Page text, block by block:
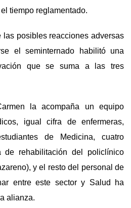
tiempo reglamentado.
las posibles reacciones adversas
el seminternado habilitó una
que se suma a las tres
la acompaña un equipo
igual cifra de enfermeras,
de Medicina, cuatro
de rehabilitación del policlínico
y el resto del personal de
entre este sector y Salud ha
alianza.